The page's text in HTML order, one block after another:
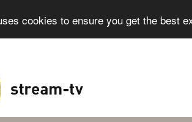
cookies to ensure you get the best